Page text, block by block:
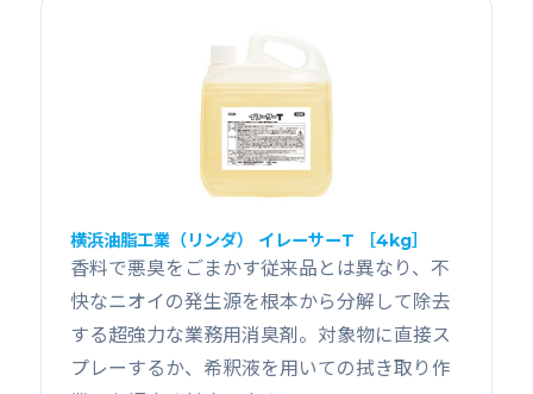
横浜油脂工業（リンダ） イレーサーT ［4kg］
香料で悪臭をごまかす従来品とは異なり、不
快なニオイの発生源を根本から分解して除去
する超強力な業務用消臭剤。対象物に直接ス
プレーするか、希釈液を用いての拭き取り作